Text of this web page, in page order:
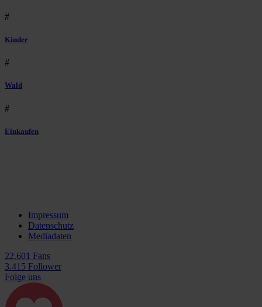
#
Kinder
#
Wald
#
Einkaufen
Impressum
Datenschutz
Mediadaten
22.601 Fans
3.415 Follower
Folge uns